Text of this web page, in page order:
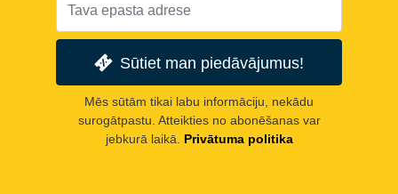
Sūtiet man piedāvājumus!
Mēs sūtām tikai labu informāciju, nekādu
surogātpastu. Atteikties no abonēšanas var
jebkurā laikā.
Privātuma politika